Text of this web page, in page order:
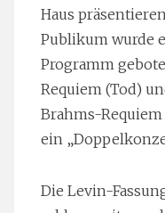
Haus
Publikum wurde
Programm
Requiem (Tod)
Brahms-
ein
Die Levin-